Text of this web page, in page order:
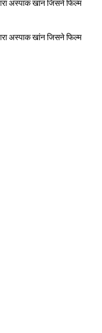
अस्पाक खांन जिसने फिल्म
अस्पाक खांन जिसने फिल्म